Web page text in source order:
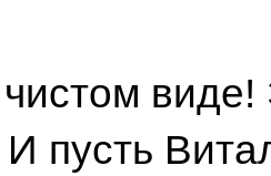
И пусть